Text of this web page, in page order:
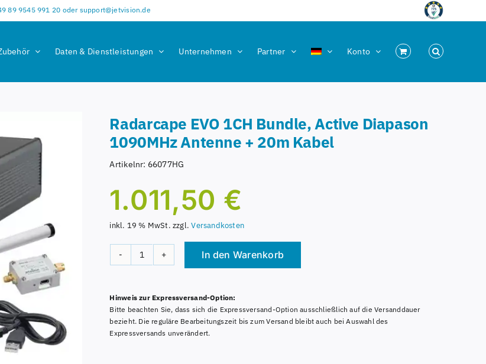
89 9545 991 20 oder support@jetvision.de
Daten & Dienstleistungen Unternehmen Partner Konto
Radarcape EVO 1CH Bundle, Active Diapason
1090MHz Antenne + 20m Kabel
Artikelnr: 66077HG
1.011,50 €
inkl. 19 % MwSt. zzgl.Versandkosten
Radarcape
Bundle,
Active
Diapason
In den Warenkorb
Hinweis zur Expressversand-Option:
Bitte beachten Sie, dass sich die Expressversand-Option ausschließlich auf die Versanddauer
bezieht. Die reguläre Bearbeitungszeit bis zum Versand bleibt auch bei Auswahl des
Expressversands unverändert.